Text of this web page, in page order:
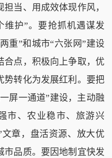
当、用成效体现作风，
维护”。要抢抓机遇谋发
重”和城市“六张网”建设
合点，积极向上争取，优
势转化为发展红利。要把
屏一通道”建设，主动融
市、农业稳市、旅游兴
章，盘活资源、放大优
市品质。要因地制宜快发